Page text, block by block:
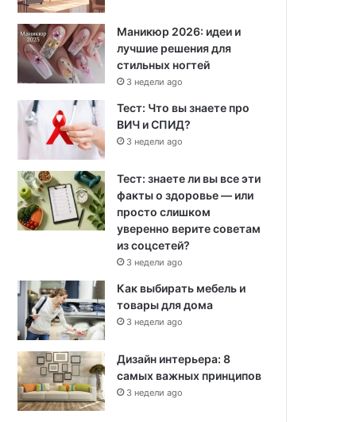
Маникюр 2026: идеи и
лучшие решения для
стильных ногтей
3 недели ago
Тест: Что вы знаете про
ВИЧ и СПИД?
3 недели ago
Тест: знаете ли вы все эти
факты о здоровье — или
просто слишком
уверенно верите советам
из соцсетей?
3 недели ago
Как выбирать мебель и
товары для дома
3 недели ago
Дизайн интерьера: 8
самых важных принципов
3 недели ago